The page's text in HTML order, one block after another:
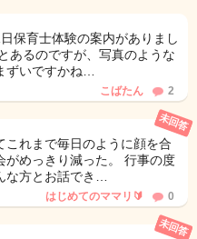
保育士体験の案内がありまし
あるのですが、写真のような
ずいですかね…
こばたん 2
これまで毎日のように顔を合
がめっきり減った。 行事の度
な方とお話でき…
未回答
はじめてのママリ🔰 0
未回答